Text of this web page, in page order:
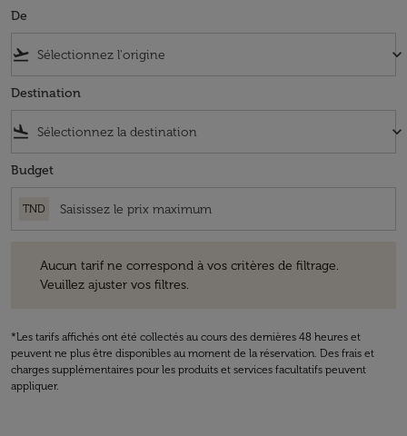
De
flight_takeoff keyboard_arrow_down
Destination
flight_land keyboard_arrow_down
Budget
TND
Aucun tarif ne correspond à vos critères de filtrage.
Veuillez ajuster vos filtres.
*Les tarifs affichés ont été collectés au cours des dernières 48 heures et
peuvent ne plus être disponibles au moment de la réservation. Des frais et
charges supplémentaires pour les produits et services facultatifs peuvent
appliquer.